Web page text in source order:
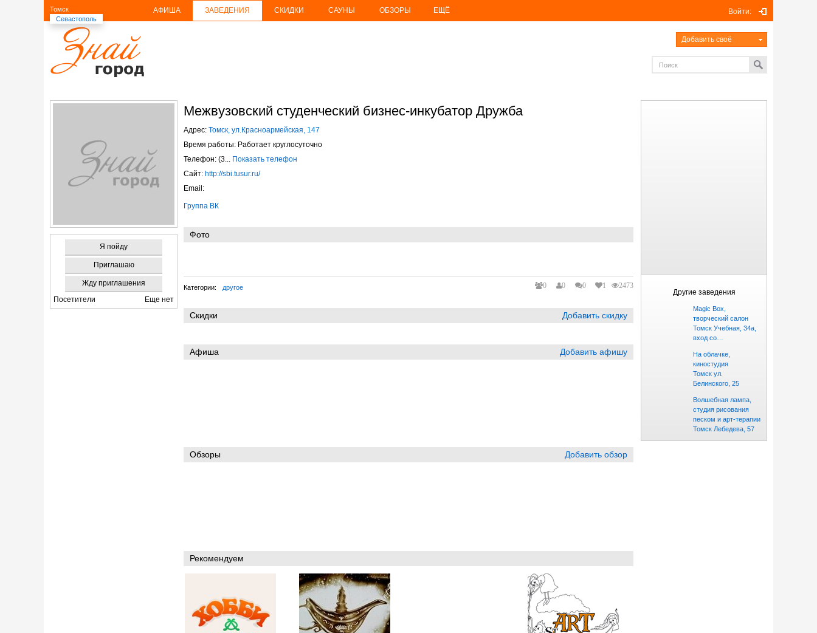
Томск
Севастополь
АФИША ЗАВЕДЕНИЯ СКИДКИ САУНЫ ОБЗОРЫ ЕЩЁ Войти:
Добавить своё
Я пойду
Приглашаю
Жду приглашения
Посетители
Еще нет
Другие заведения
Magic Box,
творческий салон
Томск Учебная, 34а,
вход со…
На облачке,
киностудия
Томск ул.
Белинского, 25
Волшебная лампа,
студия рисования
песком и арт-терапии
Томск Лебедева, 57
Межвузовский студенческий бизнес-инкубатор Дружба
Адрес: Томск, ул.Красноармейская, 147
Время работы: Работает круглосуточно
Телефон: (3... Показать телефон
Сайт: http://sbi.tusur.ru/
Email:
Группа ВК
Фото
Категории: другое 0 0 0 1 2473
Скидки Добавить скидку
Афиша Добавить афишу
Обзоры Добавить обзор
Рекомендуем